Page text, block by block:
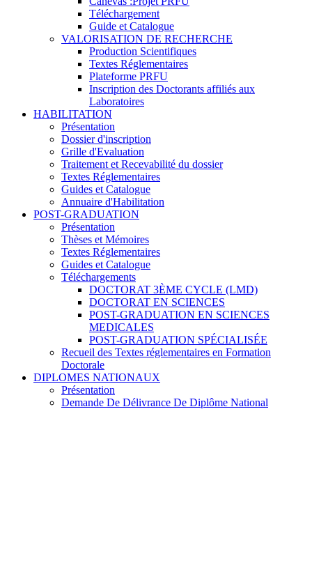
Téléchargement
Guide et Catalogue
VALORISATION DE RECHERCHE
Production Scientifiques
Textes Réglementaires
Plateforme PRFU
Inscription des Doctorants affiliés aux
Laboratoires
HABILITATION
Présentation
Dossier d'inscription
Grille d'Evaluation
Traitement et Recevabilité du dossier
Textes Réglementaires
Guides et Catalogue
Annuaire d'Habilitation
POST-GRADUATION
Présentation
Thèses et Mémoires
Textes Réglementaires
Guides et Catalogue
Téléchargements
DOCTORAT 3ÈME CYCLE (LMD)
DOCTORAT EN SCIENCES
POST-GRADUATION EN SCIENCES
MEDICALES
POST-GRADUATION SPÉCIALISÉE
Recueil des Textes réglementaires en Formation
Doctorale
DIPLOMES NATIONAUX
Présentation
Demande De Délivrance De Diplôme National